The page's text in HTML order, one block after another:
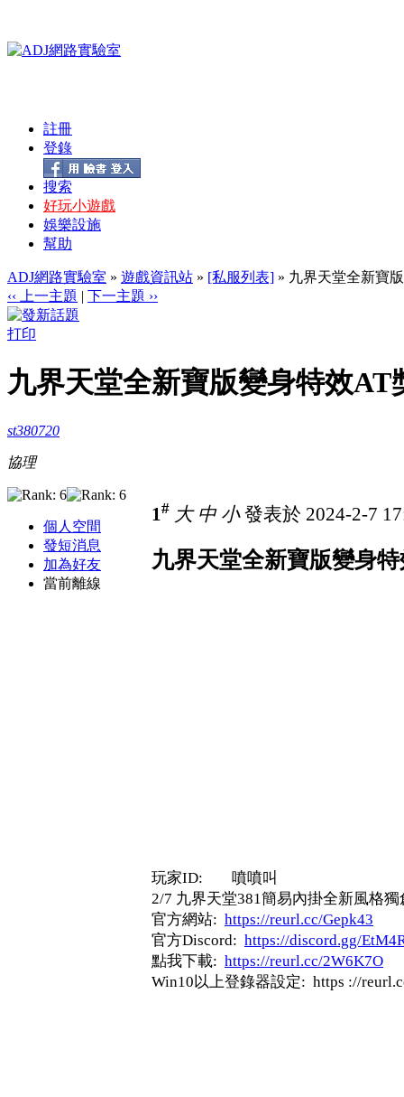
註冊
登錄
搜索
好玩小遊戲
娛樂設施
幫助
ADJ網路實驗室 » 遊戲資訊站 » [私服列表] » 九界天堂全新寶
‹‹ 上一主題 | 下一主題 ››
打印
九界天堂全新寶版變身特效AT
st380720
協理
個人空間
發短消息
加為好友
當前離線
1# 大 中 小發表於 2024-2-7
九界天堂全新寶版變身
玩家ID: 噴噴叫
2/7 九界天堂381簡易內掛全新風格
官方網站: https://reurl.cc/Gepk43
官方Discord: https://discord.gg/
點我下載: https://reurl.cc/2W6K7O
Win10以上登錄器設定: https ://